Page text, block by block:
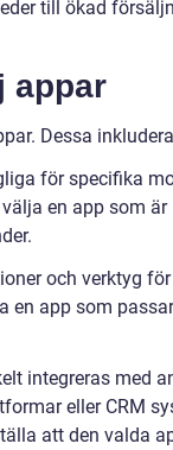
till ökad
appar
Dessa
för specifika
en app som är
och verktyg
en app som
integreras med
eller CRM
att den valda